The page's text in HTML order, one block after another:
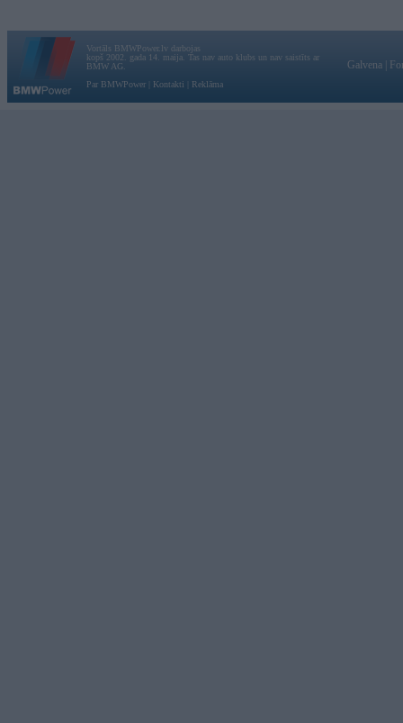
Vortāls BMWPower.lv darbojas
kopš 2002. gada 14. maija. Tas nav auto klubs un nav saistīts ar
BMW AG.
Par BMWPower
Kontakti Reklāma
Galvena